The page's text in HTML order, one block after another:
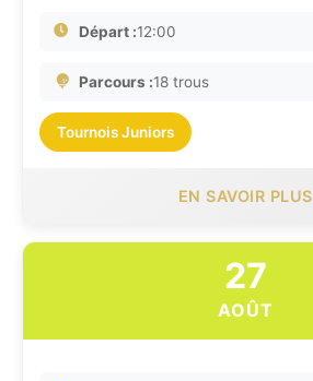
Départ :12:00
Parcours :18 trous
Tournois Juniors
EN SAVOIR PLUS
27
AOÛT